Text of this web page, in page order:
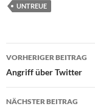
UNTREUE
VORHERIGER BEITRAG
Angriff über Twitter
NÄCHSTER BEITRAG